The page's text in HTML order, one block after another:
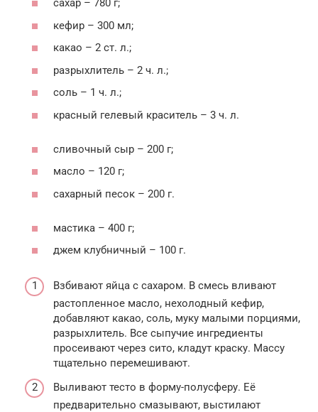
сахар – 780 г;
кефир – 300 мл;
какао – 2 ст. л.;
разрыхлитель – 2 ч. л.;
соль – 1 ч. л.;
красный гелевый краситель – 3 ч. л.
сливочный сыр – 200 г;
масло – 120 г;
сахарный песок – 200 г.
мастика – 400 г;
джем клубничный – 100 г.
Взбивают яйца с сахаром. В смесь вливают
растопленное масло, нехолодный кефир,
добавляют какао, соль, муку малыми порциями,
разрыхлитель. Все сыпучие ингредиенты
просеивают через сито, кладут краску. Массу
тщательно перемешивают.
Выливают тесто в форму-полусферу. Её
предварительно смазывают, выстилают